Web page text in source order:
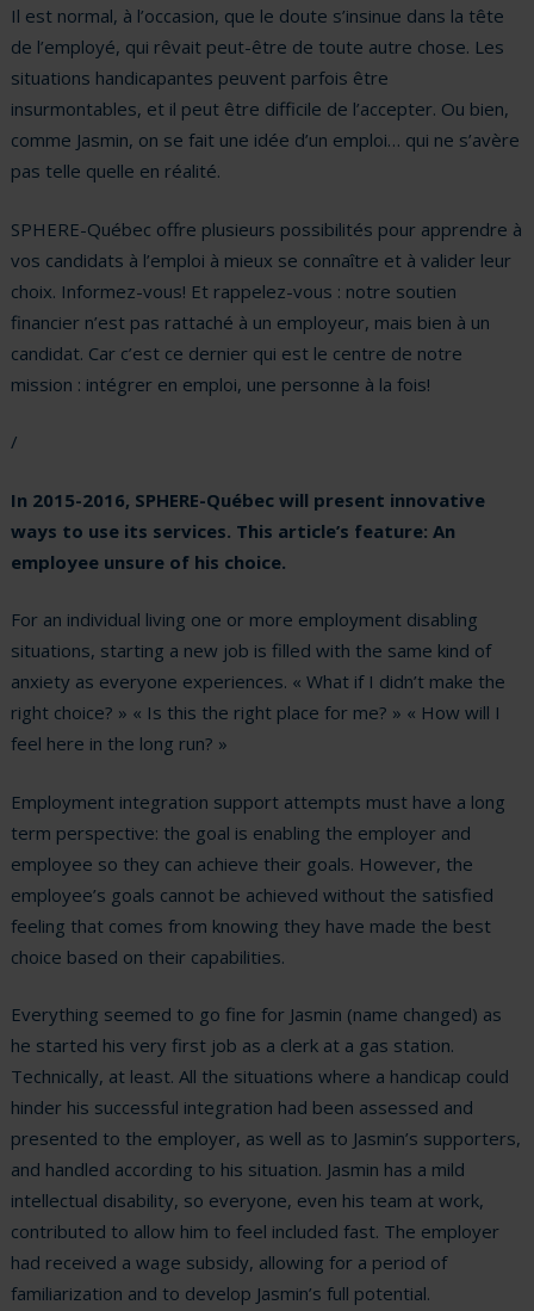
Il est normal, à l’occasion, que le doute s’insinue dans la tête
de l’employé, qui rêvait peut-être de toute autre chose. Les
situations handicapantes peuvent parfois être
insurmontables, et il peut être difficile de l’accepter. Ou bien,
comme Jasmin, on se fait une idée d’un emploi… qui ne s’avère
pas telle quelle en réalité.
SPHERE-Québec offre plusieurs possibilités pour apprendre à
vos candidats à l’emploi à mieux se connaître et à valider leur
choix. Informez-vous! Et rappelez-vous : notre soutien
financier n’est pas rattaché à un employeur, mais bien à un
candidat. Car c’est ce dernier qui est le centre de notre
mission : intégrer en emploi, une personne à la fois!
/
In 2015-2016, SPHERE-Québec will present innovative
ways to use its services. This article’s feature: An
employee unsure of his choice.
For an individual living one or more employment disabling
situations, starting a new job is filled with the same kind of
anxiety as everyone experiences. « What if I didn’t make the
right choice? » « Is this the right place for me? » « How will I
feel here in the long run? »
Employment integration support attempts must have a long
term perspective: the goal is enabling the employer and
employee so they can achieve their goals. However, the
employee’s goals cannot be achieved without the satisfied
feeling that comes from knowing they have made the best
choice based on their capabilities.
Everything seemed to go fine for Jasmin (name changed) as
he started his very first job as a clerk at a gas station.
Technically, at least. All the situations where a handicap could
hinder his successful integration had been assessed and
presented to the employer, as well as to Jasmin’s supporters,
and handled according to his situation. Jasmin has a mild
intellectual disability, so everyone, even his team at work,
contributed to allow him to feel included fast. The employer
had received a wage subsidy, allowing for a period of
familiarization and to develop Jasmin’s full potential.